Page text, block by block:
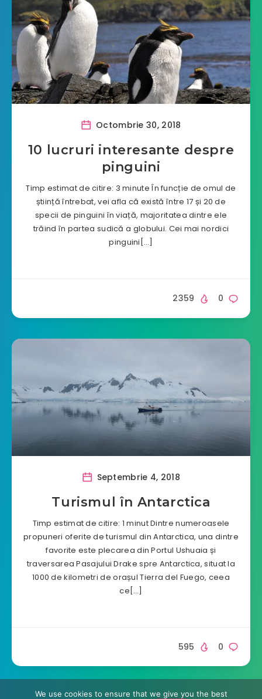
Octombrie 30, 2018
10 lucruri interesante despre
pinguini
Timp estimat de citire: 3 minute În funcție de omul de
știință întrebat, vei afla că există între 17 și 20 de
specii de pinguini în viață, majoritatea dintre ele
trăind în partea sudică a globului. Cei mai nordici
pinguini[…]
0
2359
Septembrie 4, 2018
Turismul în Antarctica
Timp estimat de citire: 1 minut Dintre numeroasele
propuneri oferite de turismul din Antarctica, una dintre
favorite este plecarea din Portul Ushuaia și
traversarea Pasajului Drake spre Antarctica, situat la
1000 de kilometri de orașul Tierra del Fuego, ceea
ce[…]
0
595
We use cookies to ensure that we give you the best